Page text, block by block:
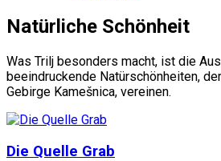
Natürliche Schönheit
Was Trilj besonders macht, ist die
beeindruckende Natürschönheiten,
Gebirge Kamešnica, vereinen.
Die Quelle Grab